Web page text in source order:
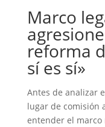
Marco
reforma
sí es sí»
Antes de analizar
lugar de comisión
entender el marco